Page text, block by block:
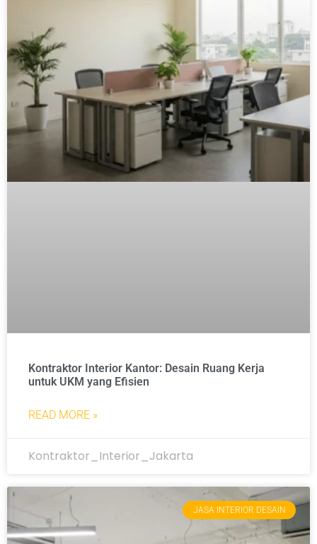
Kontraktor Interior Kantor: Desain Ruang Kerja
untuk UKM yang Efisien
READ MORE »
Kontraktor_Interior_Jakarta
JASA INTERIOR DESAIN